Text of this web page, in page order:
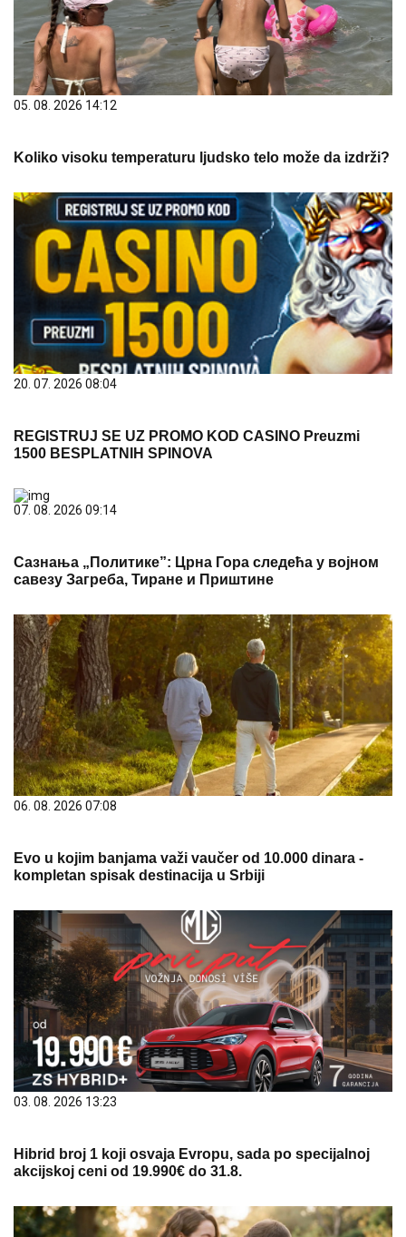
05. 08. 2026 14:12
Koliko visoku temperaturu ljudsko telo može da izdrži?
20. 07. 2026 08:04
REGISTRUJ SE UZ PROMO KOD CASINO Preuzmi
1500 BESPLATNIH SPINOVA
07. 08. 2026 09:14
Сазнања „Политике”: Црна Гора следећа у војном
савезу Загреба, Тиране и Приштине
06. 08. 2026 07:08
Evo u kojim banjama važi vaučer od 10.000 dinara -
kompletan spisak destinacija u Srbiji
03. 08. 2026 13:23
Hibrid broj 1 koji osvaja Evropu, sada po specijalnoj
akcijskoj ceni od 19.990€ do 31.8.